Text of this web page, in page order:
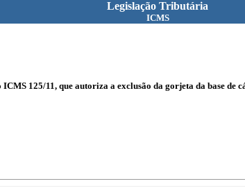
Legislação Tributária
ICMS
ICMS 125/11, que autoriza a exclusão da gorjeta da base